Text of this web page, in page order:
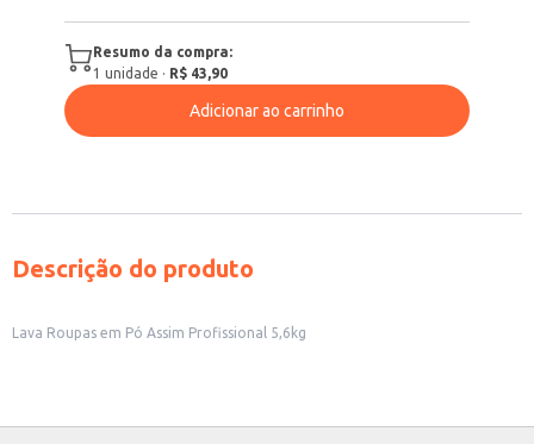
Resumo da compra:
1 unidade · R$ 43,90
Adicionar ao carrinho
Descrição do produto
Lava Roupas em Pó Assim Profissional 5,6kg